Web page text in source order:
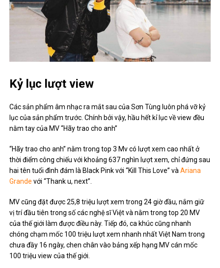
Kỷ lục lượt view
Các sản phẩm âm nhạc ra mắt sau của Sơn Tùng luôn phá vỡ kỷ
lục của sản phẩm trước. Chính bởi vậy, hầu hết kỉ lục về view đều
nằm tay của MV “Hãy trao cho anh”
“Hãy trao cho anh” nằm trong top 3 Mv có lượt xem cao nhất ở
thời điểm công chiếu với khoảng 637 nghìn lượt xem, chỉ đứng sau
hai tên tuổi đình đám là Black Pink với “Kill This Love” vàAriana
Grande với “Thank u, next”.
MV cũng đặt được 25,8 triệu lượt xem trong 24 giờ đầu, nắm giữ
vị trí đầu tiên trong số các nghệ sĩ Việt và nằm trong top 20 MV
của thế giới làm được điều này. Tiếp đó, ca khúc cũng nhanh
chóng chạm mốc 100 triệu lượt xem nhanh nhất Việt Nam trong
chưa đầy 16 ngày, chen chân vào bảng xếp hạng MV cán mốc
100 triệu view của thế giới.